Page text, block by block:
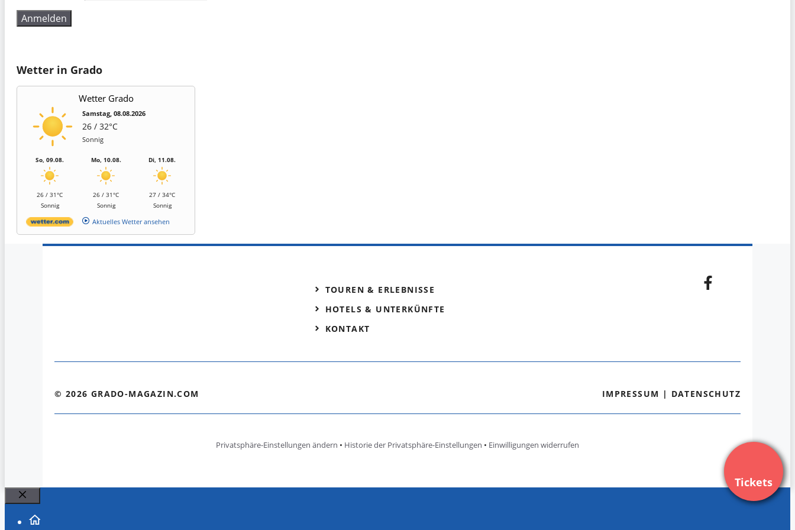
Wetter in Grado
Wetter Grado
Samstag, 08.08.2026
26 / 32°C
Sonnig
So, 09.08.
26 / 31°C
Sonnig
Mo, 10.08.
26 / 31°C
Sonnig
Di, 11.08.
27 / 34°C
Sonnig
Aktuelles Wetter ansehen
Tickets
TOUREN & ERLEBNISSE
HOTELS & UNTERKÜNFTE
KONTAKT
© 2026 GRADO-MAGAZIN.COM IMPRESSUM | DATENSCHUTZ
Privatsphäre-Einstellungen ändern • Historie der Privatsphäre-Einstellungen • Einwilligungen widerrufen
Schließen